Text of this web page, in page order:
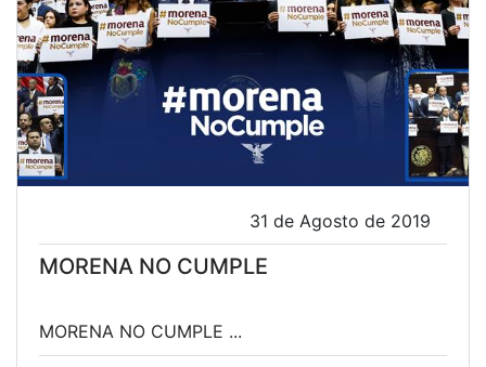
31 de Agosto de 2019
MORENA NO CUMPLE
MORENA NO CUMPLE ...